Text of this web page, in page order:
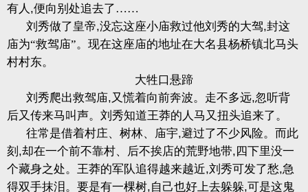
有人 ,便向别处追去了……
刘秀做了皇帝,没忘这座小庙救过他刘秀的大驾,封这
庙为“救驾庙”。现在这座庙的地址在大名县杨桥镇北马头
村村东。
大牲口悬蹄
刘秀爬出救驾庙,又慌着向前奔波。走不多远,忽听背
后又传来马叫声。刘秀知道王莽的人马又扭头追来了。
往常是借着村庄、树林、庙宇,避过了不少风险。而此
刻 ,却在一个前不靠村、后不挨店的荒野地带,四下里没一
个藏身之处。王莽的军队追得越来越近,刘秀可发了愁,急
得双手抹泪。要是有一棵树,自己也好上去躲躲,可是这鬼